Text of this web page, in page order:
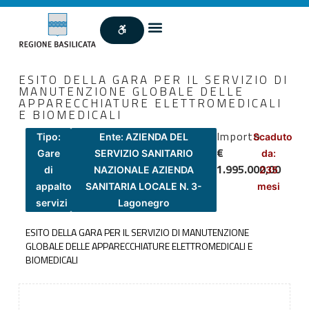
ESITO DELLA GARA PER IL SERVIZIO DI
MANUTENZIONE GLOBALE DELLE
APPARECCHIATURE ELETTROMEDICALI
E BIOMEDICALI
Tipo:
Gare
di
appalto
servizi
Ente: AZIENDA DEL
SERVIZIO SANITARIO
NAZIONALE AZIENDA
SANITARIA LOCALE N. 3-
Lagonegro
Importo
€
1.995.000,00
Scaduto
da:
235
mesi
ESITO DELLA GARA PER IL SERVIZIO DI MANUTENZIONE
GLOBALE DELLE APPARECCHIATURE ELETTROMEDICALI E
BIOMEDICALI